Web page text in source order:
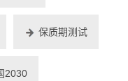
保质期测试
2030